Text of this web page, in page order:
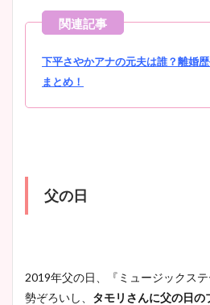
下平さやかアナの元夫は誰？離婚
まとめ！
父の日
2019年父の日、『ミュージックス
勢ぞろいし、 タモリさんに父の日の